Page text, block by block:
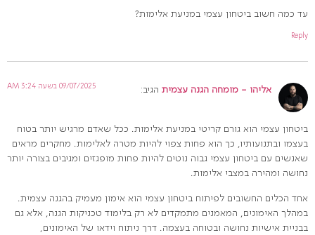
עד כמה חשוב ביטחון עצמי במניעת אלימות?
Reply
אליהו - מומחה הגנה עצמית הגיב: 09/07/2025 בשעה 3:24 AM
ביטחון עצמי הוא גורם קריטי במניעת אלימות. ככל שאדם מרגיש יותר בטוח
בעצמו ובתנועותיו, כך הוא פחות צפוי להיות מטרה לאלימות. מחקרים מראים
שאנשים עם ביטחון עצמי גבוה נוטים להיות פחות מופגזים ומגיבים בצורה יותר
נחושה ומהירה במצבי אלימות.
אחד הכלים החשובים לפיתוח ביטחון עצמי הוא אימון מעמיק בהגנה עצמית.
במהלך האימונים, המאמנים מתמקדים לא רק בלימוד טכניקות הגנה, אלא גם
בבניית אישיות נחושה ובטוחה בעצמה. דרך ניתוח וידאו של האימונים,